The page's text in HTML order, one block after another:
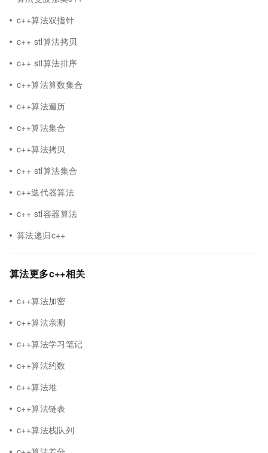
c++算法双指针
c++ stl算法拷贝
c++ stl算法排序
c++算法算数集合
c++算法遍历
c++算法集合
c++算法拷贝
c++ stl算法集合
c++迭代器算法
c++ stl容器算法
算法递归c++
算法更多c++相关
c++算法加密
c++算法亲测
c++算法学习笔记
c++算法约数
c++算法堆
c++算法链表
c++算法栈队列